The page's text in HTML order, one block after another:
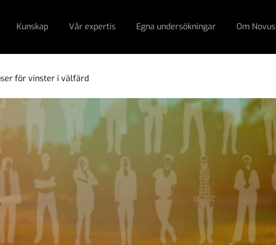
Kunskap Vår expertis Egna undersökningar Om Novus
för vinster i välfärd